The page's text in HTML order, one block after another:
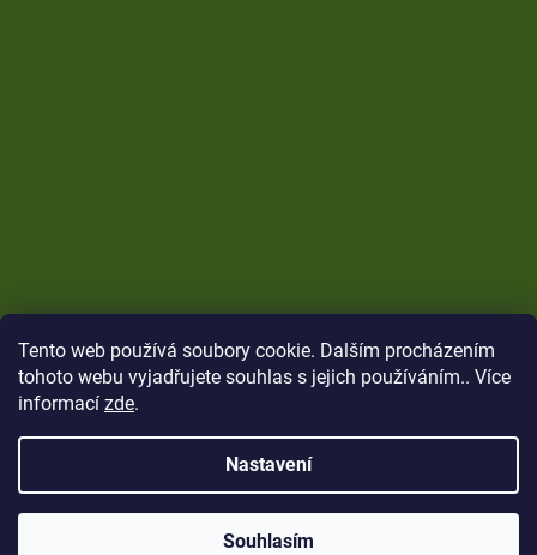
Tento web používá soubory cookie. Dalším procházením
tohoto webu vyjadřujete souhlas s jejich používáním.. Více
informací zde.
Nastavení
Souhlasím
Copyright 2026CARP Brothers. Všechna práva